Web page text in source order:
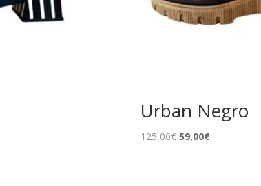
Urban Negro
125,00€ El
59,00€El